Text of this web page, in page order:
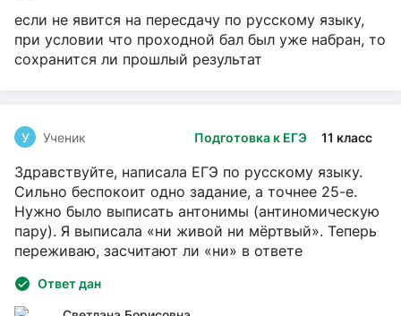
если не явится на пересдачу по русскому языку,
при условии что проходной бал был уже набран, то
сохранится ли прошлый результат
Подготовка к ЕГЭ 11 класс
У Ученик
Здравствуйте, написала ЕГЭ по русскому языку.
Сильно беспокоит одно задание, а точнее 25-е.
Нужно было выписать антонимы (антиномическую
пару). Я выписала «ни живой ни мёртвый». Теперь
переживаю, засчитают ли «ни» в ответе
Ответ дан